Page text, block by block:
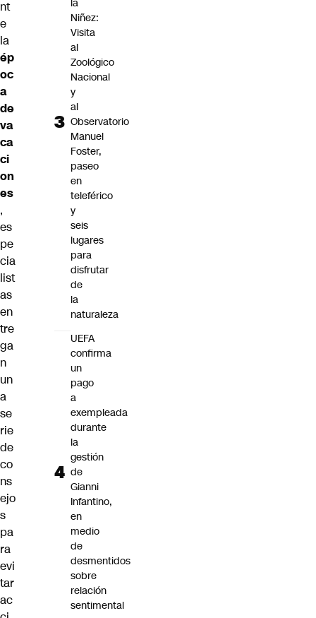
nt
e
la
ép
oc
a
de
va
ca
ci
on
es
,
es
pe
cia
list
as
en
tre
ga
n
un
a
se
rie
de
co
ns
ejo
s
pa
ra
evi
tar
ac
la
Niñez:
Visita
al
Zoológico
Nacional
y
al
Observatorio
Manuel
Foster,
paseo
en
teleférico
y
seis
lugares
para
disfrutar
de
la
naturaleza
UEFA
confirma
un
pago
a
exempleada
durante
la
gestión
de
Gianni
Infantino,
en
medio
de
desmentidos
sobre
relación
sentimental